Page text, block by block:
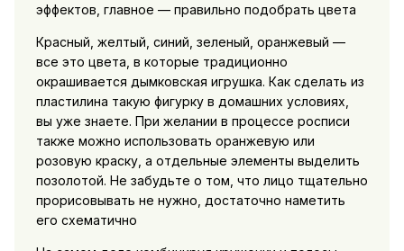
эффектов, главное — правильно подобрать цвета
Красный, желтый, синий, зеленый, оранжевый —
все это цвета, в которые традиционно
окрашивается дымковская игрушка. Как сделать из
пластилина такую фигурку в домашних условиях,
вы уже знаете. При желании в процессе росписи
также можно использовать оранжевую или
розовую краску, а отдельные элементы выделить
позолотой. Не забудьте о том, что лицо тщательно
прорисовывать не нужно, достаточно наметить
его схематично